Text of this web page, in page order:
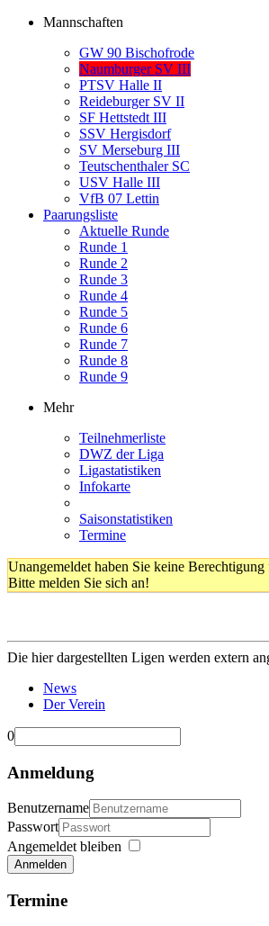
Mannschaften
GW 90 Bischofrode
Naumburger SV III
PTSV Halle II
Reideburger SV II
SF Hettstedt III
SSV Hergisdorf
SV Merseburg III
Teutschenthaler SC
USV Halle III
VfB 07 Lettin
Paarungsliste
Aktuelle Runde
Runde 1
Runde 2
Runde 3
Runde 4
Runde 5
Runde 6
Runde 7
Runde 8
Runde 9
Mehr
Teilnehmerliste
DWZ der Liga
Ligastatistiken
Infokarte
Saisonstatistiken
Termine
Unangemeldet haben Sie keine
Bitte melden Sie sich an!
Die hier dargestellten Ligen werden extern
News
Der Verein
0
Anmeldung
Benutzername
Passwort
Angemeldet bleiben
Anmelden
Termine